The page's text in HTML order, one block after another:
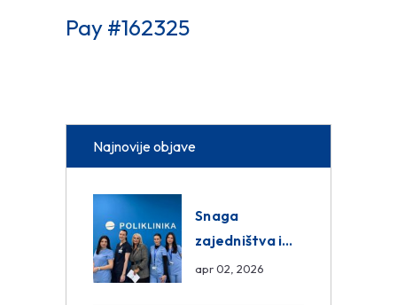
Pay #162325
Najnovije objave
Snaga
zajedništva i
razmjena
apr 02, 2026